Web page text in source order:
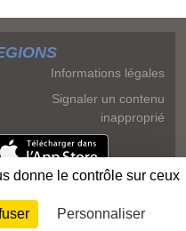
Informations légales
Signaler un contenu
inapproprié
Connexion
donne le contrôle sur ceux
Personnaliser